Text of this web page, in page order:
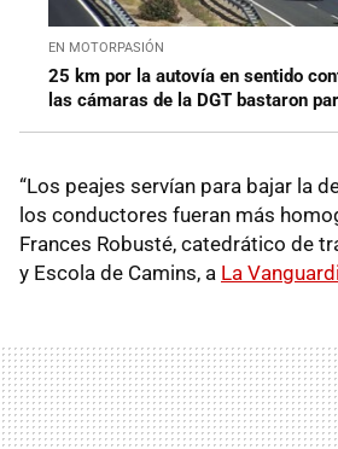
EN MOTORPASIÓN
25 km por la autovía en sentido
las cámaras de la DGT bastaron
“Los peajes servían para bajar la
los conductores fueran más
Frances Robusté, catedrático de
y Escola de Camins, a La